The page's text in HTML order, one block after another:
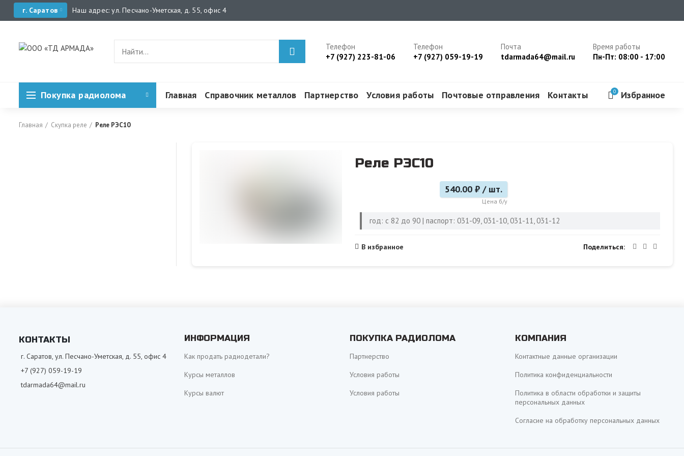
г. Саратов Наш адрес: ул. Песчано-Уметская, д. 55, офис 4
Телефон
+7 (927) 223-81-06
Телефон
+7 (927) 059-19-19
Почта
tdarmada64@mail.ru
Время работы
Пн-Пт: 08:00 - 17:00
Покупка радиолома Главная Справочник металлов Партнерство Условия работы Почтовые отправления Контакты 0 Избранное
Главная Скупка реле Реле РЭС10
Реле РЭС10
540.00 ₽ / шт.
Цена б/у
год: с 82 до 90 | паспорт: 031-09, 031-10, 031-11, 031-12
В избранное Поделиться
КОНТАКТЫ
г. Саратов, ул. Песчано-Уметская, д. 55, офис 4
+7 (927) 059-19-19
tdarmada64@mail.ru
ИНФОРМАЦИЯ
Как продать радиодетали?
Курсы металлов
Курсы валют
ПОКУПКА РАДИОЛОМА
Партнерство
Условия работы
Условия работы
КОМПАНИЯ
Контактные данные организации
Политика конфиденциальности
Политика в области обработки и защиты
персональных данных
Согласие на обработку персональных данных